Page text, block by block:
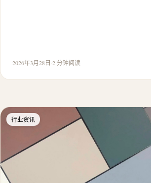
2026年3月28日·2 分钟阅读
行业资讯